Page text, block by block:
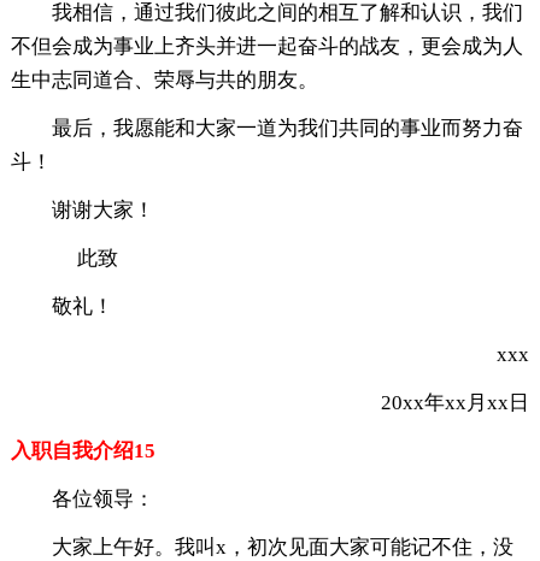
我相信，通过我们彼此之间的相互了解和认识，我们
不但会成为事业上齐头并进一起奋斗的战友，更会成为人
生中志同道合、荣辱与共的朋友。
最后，我愿能和大家一道为我们共同的事业而努力奋
斗！
谢谢大家！
此致
敬礼！
xxx
20xx年xx月xx日
入职自我介绍15
各位领导：
大家上午好。我叫x，初次见面大家可能记不住，没